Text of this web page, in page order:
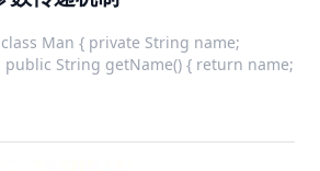
Man { private String name;
String getName() { return name;